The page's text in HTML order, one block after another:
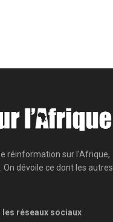
réinformation sur l'Afrique,
dévoile ce dont les autres
réseaux sociaux